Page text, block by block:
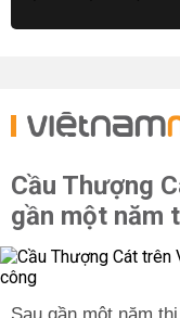
Cầu Thượng
gần một năm